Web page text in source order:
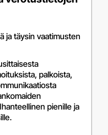
ja täysin vaatimusten
palkoista,
pienille ja